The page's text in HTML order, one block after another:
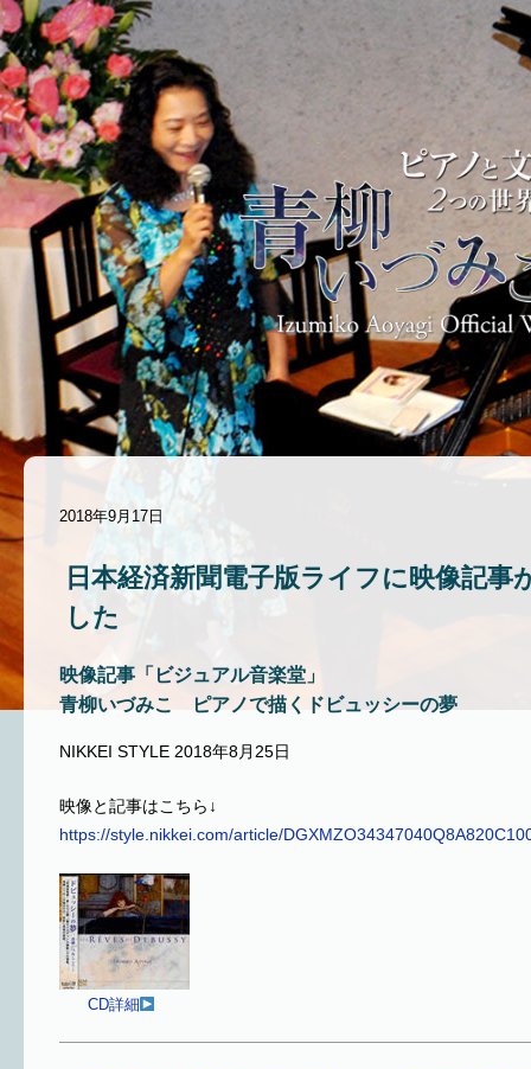
2018年9月17日
日本経済新聞電子版ライフに映像記事
した
映像記事「ビジュアル音楽堂」
青柳いづみこ ピアノで描くドビュッシーの夢
NIKKEI STYLE 2018年8月25日
映像と記事はこちら↓
https://style.nikkei.com/article/
CD詳細